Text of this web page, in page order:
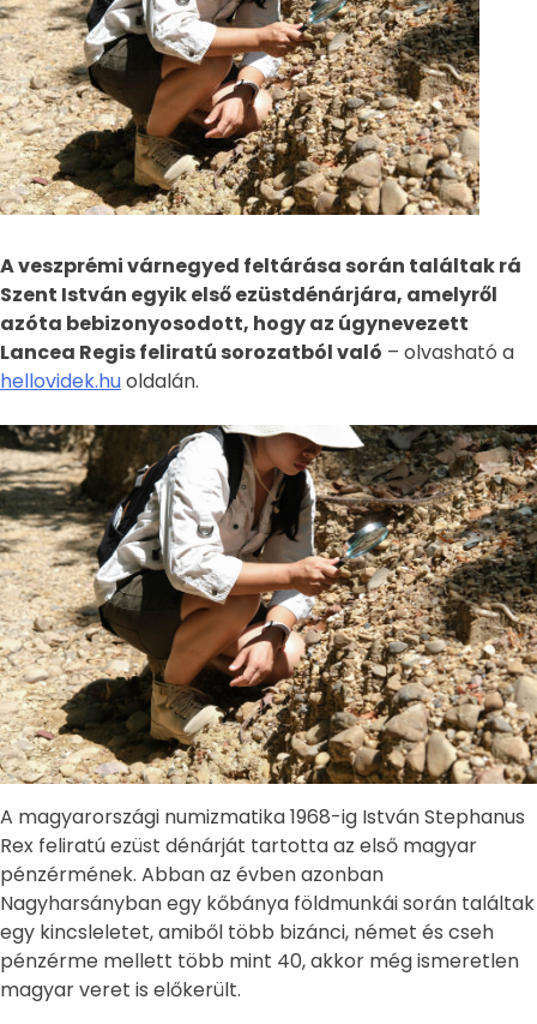
A veszprémi várnegyed feltárása során találtak rá
Szent István egyik első ezüstdénárjára, amelyről
azóta bebizonyosodott, hogy az úgynevezett
Lancea Regis feliratú sorozatból való – olvasható a
hellovidek.huoldalán.
A magyarországi numizmatika 1968-ig István Stephanus
Rex feliratú ezüst dénárját tartotta az első magyar
pénzérmének. Abban az évben azonban
Nagyharsányban egy kőbánya földmunkái során találtak
egy kincsleletet, amiből több bizánci, német és cseh
pénzérme mellett több mint 40, akkor még ismeretlen
magyar veret is előkerült.